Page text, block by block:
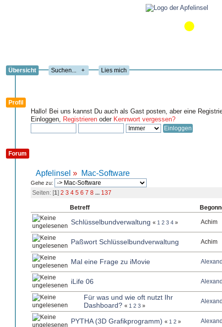
Übersicht + Lies mich
Profil
Hallo! Bei uns kannst Du auch als Gast posten, aber eine
Einloggen, Registrieren oder Kennwort vergessen?
Forum
Apfelinsel » Mac-Software
Gehe zu:
Seiten: [1] 2 3 4 5 6 7 8 ... 137
Betreff
Schlüsselbundverwaltung « 1 2 3 4 » Achim
Paßwort Schlüsselbundverwaltung Achim
Mal eine Frage zu iMovie
iLife 06
Für was und wie oft nutzt Ihr
Dashboard? « 1 2 3 »
PYTHA (3D Grafikprogramm) « 1 2 »